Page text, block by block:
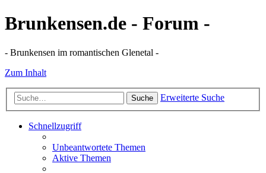
Brunkensen.de - Forum -
- Brunkensen im romantischen Glenetal -
Zum Inhalt
Suche Erweiterte Suche
Schnellzugriff
Unbeantwortete Themen
Aktive Themen